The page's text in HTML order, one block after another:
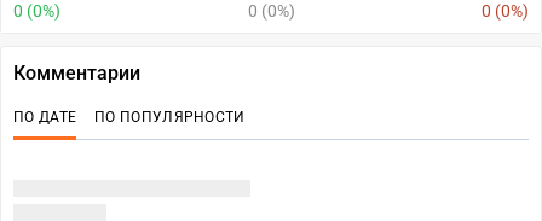
0 (0%) 0 (0%) 0 (0%)
Комментарии
ПО ДАТЕ ПО ПОПУЛЯРНОСТИ